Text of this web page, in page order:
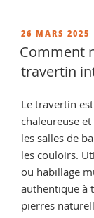
PUBLIÉ
LE
26 MARS 2025
Comment
travertin
Le travertin
chaleureuse
les salles de
les couloirs.
ou habillage
authentique à
pierres